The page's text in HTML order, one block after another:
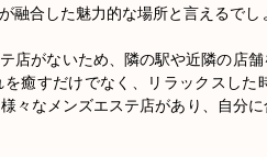
融合した魅力的な場所と言えるでし
店がないため、隣の駅や近隣の店
癒すだけでなく、リラックスした
々なメンズエステ店があり、自分